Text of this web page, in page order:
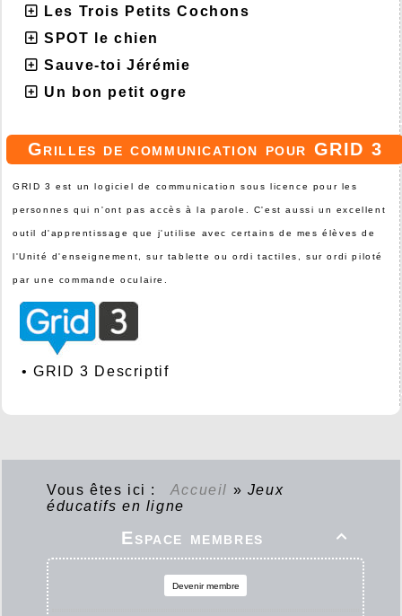
Les Trois Petits Cochons
SPOT le chien
Sauve-toi Jérémie
Un bon petit ogre
Grilles de communication pour GRID 3
GRID 3 est un logiciel de communication sous licence pour les
personnes qui n'ont pas accès à la parole. C'est aussi un excellent
outil d'apprentissage que j'utilise avec certains de mes élèves de
l'Unité d'enseignement, sur tablette ou ordi tactiles, sur ordi piloté
par une commande oculaire.
•GRID 3 Descriptif
Vous êtes ici : Accueil » Jeux
éducatifs en ligne

Espace membres
Devenir membre